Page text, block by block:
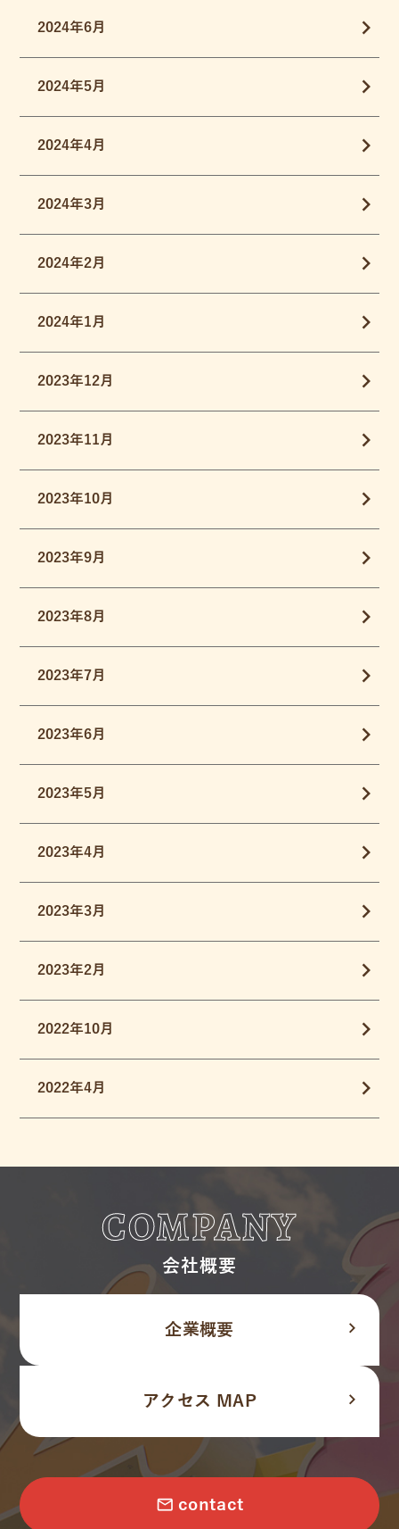
2024年6月
2024年5月
2024年4月
2024年3月
2024年2月
2024年1月
2023年12月
2023年11月
2023年10月
2023年9月
2023年8月
2023年7月
2023年6月
2023年5月
2023年4月
2023年3月
2023年2月
2022年10月
2022年4月
COMPANY
会社概要
企業概要 navigate_next
アクセス MAP navigate_next
email contact